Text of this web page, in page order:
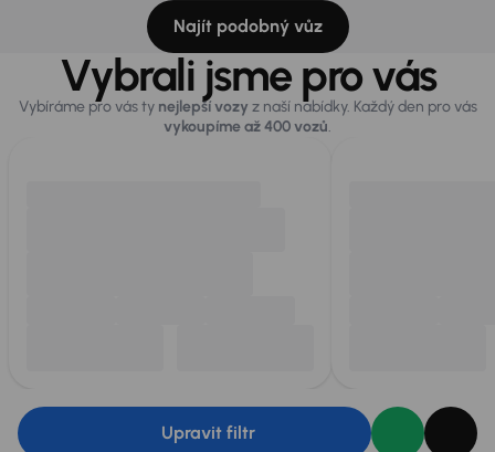
Najít podobný vůz
Vybrali jsme pro vás
Vybíráme pro vás ty nejlepší vozy z naší nabídky. Každý den pro vás
vykoupíme až 400 vozů.
Upravit filtr